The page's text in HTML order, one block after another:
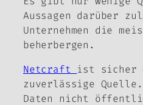
Aussagen darüber
Unternehmen die
beherbergen.
Netcraft ist sicher
zuverlässige
Daten nicht